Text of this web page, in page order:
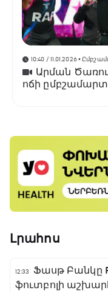
10:40 / 11.01.2026•
Արման
ոճի
Լրահոս
12:33
Ֆասթ Բանկը
ֆուտբոլի